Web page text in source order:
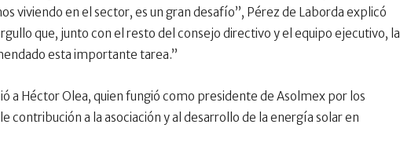
viviendo en el sector, es un gran desafío”, Pérez de Laborda explicó
que, junto con el resto del consejo directivo y el equipo ejecutivo, la
esta importante tarea.”
a Héctor Olea, quien fungió como presidente de Asolmex por los
contribución a la asociación y al desarrollo de la energía solar en